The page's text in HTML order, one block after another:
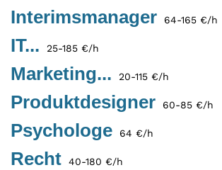
Interimsmanager 64-165 €/h
IT... 25-185 €/h
Marketing... 20-115 €/h
Produktdesigner 60-85 €/h
Psychologe 64 €/h
Recht 40-180 €/h